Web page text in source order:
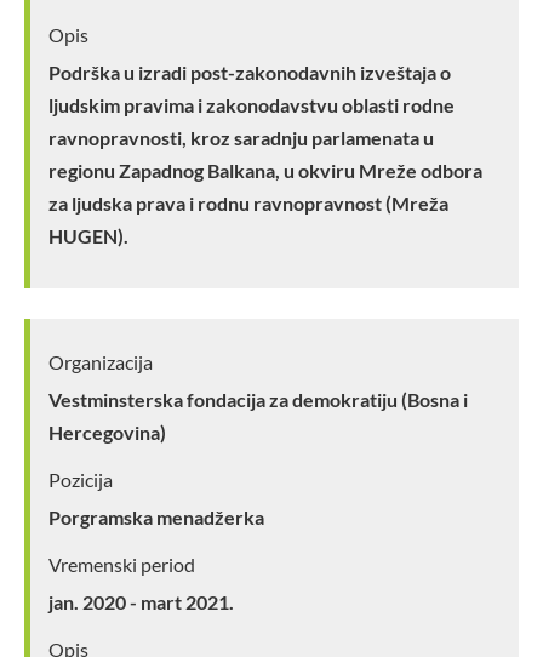
Opis
Podrška u izradi post-zakonodavnih izveštaja o
ljudskim pravima i zakonodavstvu oblasti rodne
ravnopravnosti, kroz saradnju parlamenata u
regionu Zapadnog Balkana, u okviru Mreže odbora
za ljudska prava i rodnu ravnopravnost (Mreža
HUGEN).
Organizacija
Vestminsterska fondacija za demokratiju (Bosna i
Hercegovina)
Pozicija
Porgramska menadžerka
Vremenski period
jan. 2020 - mart 2021.
Opis